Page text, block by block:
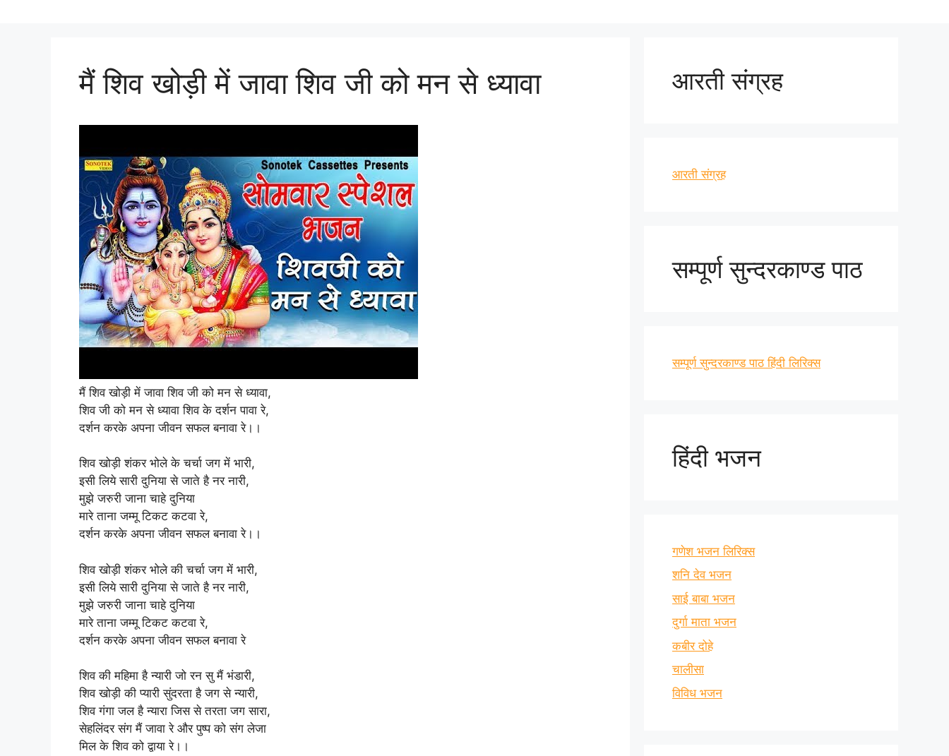
मैं शिव खोड़ी में जावा शिव जी को मन से ध्यावा
मैं शिव खोड़ी में जावा शिव जी को मन से ध्यावा,
शिव जी को मन से ध्यावा शिव के दर्शन पावा रे,
दर्शन करके अपना जीवन सफल बनावा रे।।
शिव खोड़ी शंकर भोले के चर्चा जग में भारी,
इसी लिये सारी दुनिया से जाते है नर नारी,
मुझे जरुरी जाना चाहे दुनिया
मारे ताना जम्मू टिकट कटवा रे,
दर्शन करके अपना जीवन सफल बनावा रे।।
शिव खोड़ी शंकर भोले की चर्चा जग में भारी,
इसी लिये सारी दुनिया से जाते है नर नारी,
मुझे जरुरी जाना चाहे दुनिया
मारे ताना जम्मू टिकट कटवा रे,
दर्शन करके अपना जीवन सफल बनावा रे
शिव की महिमा है न्यारी जो रन सु मैं भंडारी,
शिव खोड़ी की प्यारी सुंदरता है जग से न्यारी,
शिव गंगा जल है न्यारा जिस से तरता जग सारा,
सेहलिंदर संग मैं जावा रे और पुष्प को संग लेजा
मिल के शिव को द्वाया रे।।
आरती संग्रह
आरती संग्रह
सम्पूर्ण सुन्दरकाण्ड पाठ
सम्पूर्ण सुन्दरकाण्ड पाठ हिंदी लिरिक्स
हिंदी भजन
गणेश भजन लिरिक्स
शनि देव भजन
साई बाबा भजन
दुर्गा माता भजन
कबीर दोहे
चालीसा
विविध भजन